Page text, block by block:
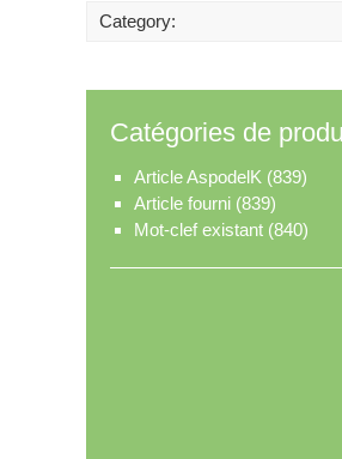
Category:
Catégories de
Article AspodelK (839)
Article fourni (839)
Mot-clef existant (840)